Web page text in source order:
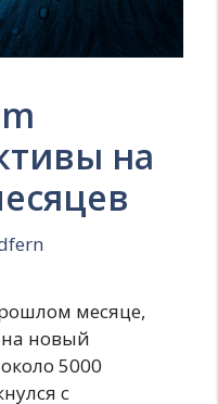
на
месяце,
новый
5000
с